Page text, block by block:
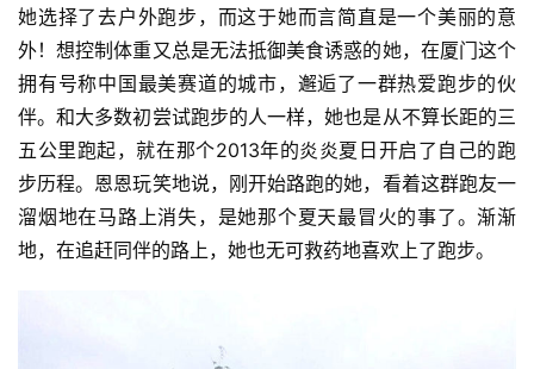
她选择了去户外跑步，而这于她而言简直是一个美丽的意
外！想控制体重又总是无法抵御美食诱惑的她，在厦门这个
拥有号称中国最美赛道的城市，邂逅了一群热爱跑步的伙
伴。和大多数初尝试跑步的人一样，她也是从不算长距的三
五公里跑起，就在那个2013年的炎炎夏日开启了自己的跑
步历程。恩恩玩笑地说，刚开始路跑的她，看着这群跑友一
溜烟地在马路上消失，是她那个夏天最冒火的事了。渐渐
地，在追赶同伴的路上，她也无可救药地喜欢上了跑步。